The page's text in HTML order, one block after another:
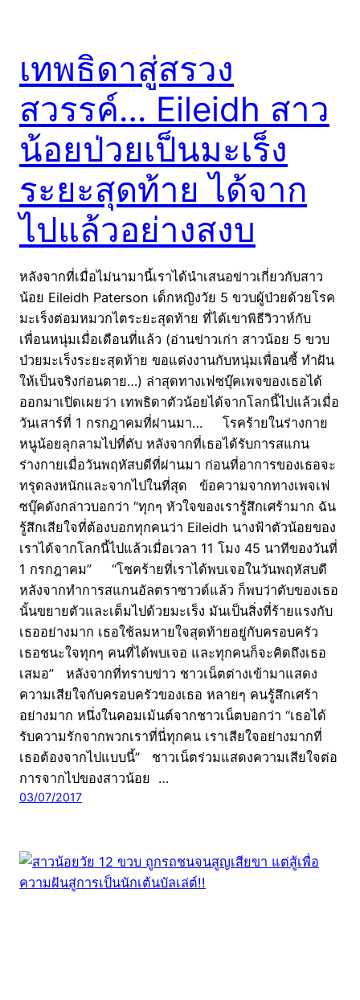
เทพธิดาสู่สรวง
สวรรค์… Eileidh สาว
น้อยป่วยเป็นมะเร็ง
ระยะสุดท้าย ได้จาก
ไปแล้วอย่างสงบ
หลังจากที่เมื่อไม่นามานี้เราได้นำเสนอข่าวเกี่ยวกับสาว
น้อย Eileidh Paterson เด็กหญิงวัย 5 ขวบผู้ป่วยด้วยโรค
มะเร็งต่อมหมวกไตระยะสุดท้าย ที่ได้เขาพิธีวิวาห์กับ
เพื่อนหนุ่มเมื่อเดือนที่แล้ว (อ่านข่าวเก่า สาวน้อย 5 ขวบ
ป่วยมะเร็งระยะสุดท้าย ขอแต่งงานกับหนุ่มเพื่อนซี้ ทำฝัน
ให้เป็นจริงก่อนตาย…) ล่าสุดทางเฟซบุ๊คเพจของเธอได้
ออกมาเปิดเผยว่า เทพธิดาตัวน้อยได้จากโลกนี้ไปแล้วเมื่อ
วันเสาร์ที่ 1 กรกฎาคมที่ผ่านมา… โรคร้ายในร่างกาย
หนูน้อยลุกลามไปที่ตับ หลังจากที่เธอได้รับการสแกน
ร่างกายเมื่อวันพฤหัสบดีที่ผ่านมา ก่อนที่อาการของเธอจะ
ทรุดลงหนักและจากไปในที่สุด ข้อความจากทางเพจเฟ
ซบุ๊คดังกล่าวบอกว่า “ทุกๆ หัวใจของเรารู้สึกเศร้ามาก ฉัน
รู้สึกเสียใจที่ต้องบอกทุกคนว่า Eileidh นางฟ้าตัวน้อยของ
เราได้จากโลกนี้ไปแล้วเมื่อเวลา 11 โมง 45 นาทีของวันที่
1 กรกฎาคม” “โชคร้ายที่เราได้พบเจอในวันพฤหัสบดี
หลังจากทำการสแกนอัลตราซาวด์แล้ว ก็พบว่าตับของเธอ
นั้นขยายตัวและเต็มไปด้วยมะเร็ง มันเป็นสิ่งที่ร้ายแรงกับ
เธออย่างมาก เธอใช้ลมหายใจสุดท้ายอยู่กับครอบครัว
เธอชนะใจทุกๆ คนที่ได้พบเจอ และทุกคนก็จะคิดถึงเธอ
เสมอ” หลังจากที่ทราบข่าว ชาวเน็ตต่างเข้ามาแสดง
ความเสียใจกับครอบครัวของเธอ หลายๆ คนรู้สึกเศร้า
อย่างมาก หนึ่งในคอมเม้นต์จากชาวเน็ตบอกว่า “เธอได้
รับความรักจากพวกเราที่นี่ทุกคน เราเสียใจอย่างมากที่
เธอต้องจากไปแบบนี้” ชาวเน็ตร่วมแสดงความเสียใจต่อ
การจากไปของสาวน้อย …
03/07/2017